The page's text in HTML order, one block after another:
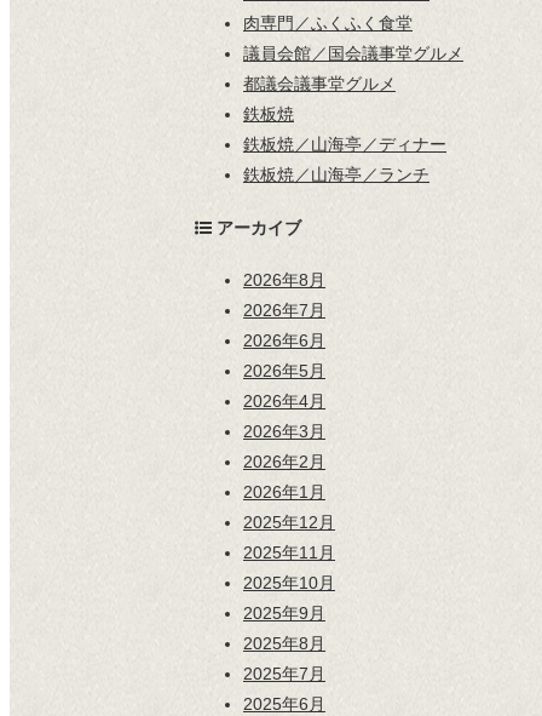
肉専門／ふくふく食堂
議員会館／国会議事堂グルメ
都議会議事堂グルメ
鉄板焼
鉄板焼／山海亭／ディナー
鉄板焼／山海亭／ランチ
アーカイブ
2026年8月
2026年7月
2026年6月
2026年5月
2026年4月
2026年3月
2026年2月
2026年1月
2025年12月
2025年11月
2025年10月
2025年9月
2025年8月
2025年7月
2025年6月